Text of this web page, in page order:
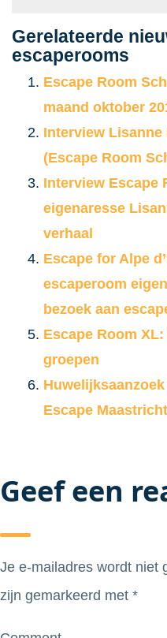
Gerelateerde
escaperooms
Escape Room
maand oktober
Interview Lisanne
(Escape Room
Interview Escape
eigenaresse
verhaal
Escape for Alpe
escaperoom
bezoek aan
Escape Room
groepen
Escape Maastricht
Geef een
Je e-mailadres wordt niet
zijn gemarkeerd met *